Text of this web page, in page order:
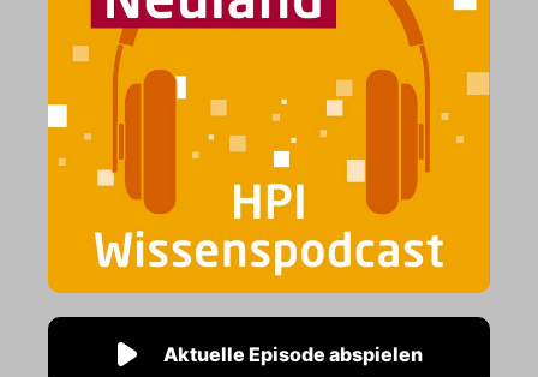
Aktuelle Episode abspielen